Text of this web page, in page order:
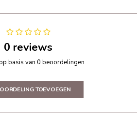
0 reviews
basis van 0 beoordelingen
TOEVOEGEN